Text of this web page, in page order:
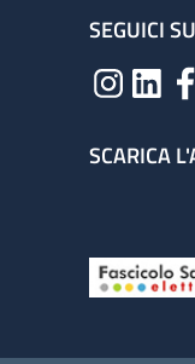
SEGUICI SU
SCARICA